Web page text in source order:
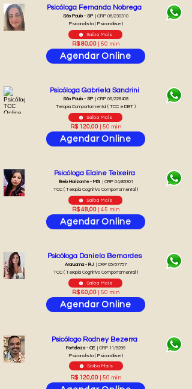
Saiba Mais
Psicóloga Fernanda Nobrega
Agendar Online
R$ 80,00 | 50 min
São Paulo - SP | CRP 06/230310
Psicanalista ( Psicanálise )
Saiba Mais
Psicóloga Gabriela Sandrini
Agendar Online
R$ 120,00 | 50 min
São Paulo - SP | CRP 06/228408
Terapia Comportamental ( TCC e DBT )
Saiba Mais
Psicóloga Elaine Teixeira
Agendar Online
R$ 48,00 | 45 min
Belo Horizonte - MG| CRP 04/83301
TCC ( Terapia Cognitivo Comportamental )
Saiba Mais
Psicóloga Daniela Bernardes
Agendar Online
R$ 60,00 | 50 min
Araruama - RJ| CRP 05/67757
TCC ( Terapia Cognitivo Comportamental )
Saiba Mais
Psicólogo Rodney Bezerra
Fortaleza - CE | CRP 11/5285
Psicanalista ( Psicanálise )
R$ 120,00 | 50 min